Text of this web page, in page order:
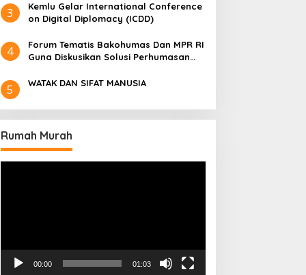
3
​Kemlu Gelar International Conference
on Digital Diplomacy (ICDD)
4
Forum Tematis Bakohumas Dan MPR RI
Guna Diskusikan Solusi Perhumasan
Masing
5 WATAK DAN SIFAT MANUSIA
Rumah Murah
00:00 01:03